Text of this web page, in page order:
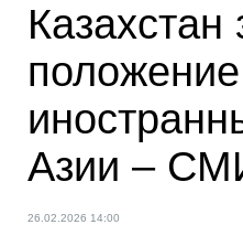
Азии –
26.02.2026 14:00